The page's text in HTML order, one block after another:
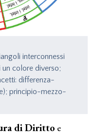
interconnessi
un colore diverso;
differenza-
principio-mezzo-
di Diritto e